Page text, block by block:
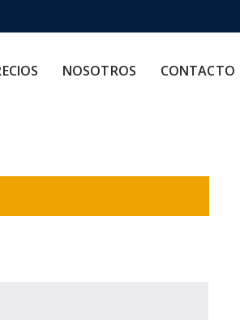
NOSOTROS CONTACTO